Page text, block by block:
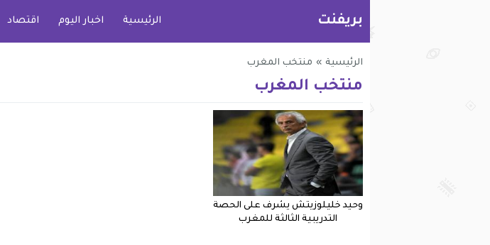
بريفنت الرئيسية اخبار اليوم اقتصاد
الرئيسية » منتخب المغرب
منتخب المغرب
وحيد خليلوزيتش يشرف على الحصة
التدريبية الثالثة للمغرب